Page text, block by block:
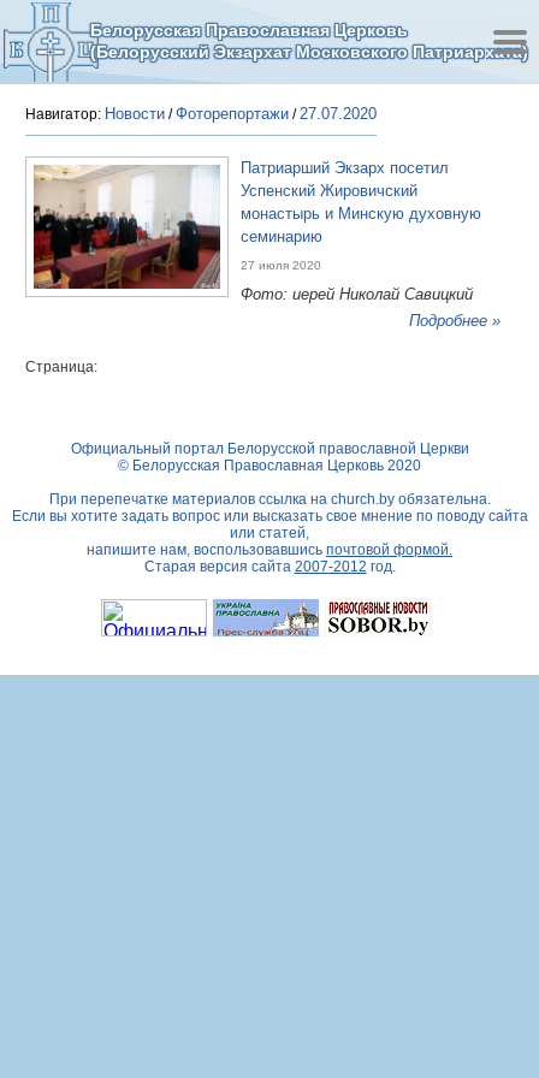
Белорусская Православная Церковь
(Белорусский Экзархат Московского Патриархата)
Навигатор: Новости /Фоторепортажи /27.07.2020
Патриарший Экзарх посетил
Успенский Жировичский
монастырь и Минскую духовную
семинарию
27 июля 2020
Фото: иерей Николай Савицкий
Подробнее »
Страница:
Официальный портал Белорусской православной Церкви
© Белорусская Православная Церковь 2020
При перепечатке материалов ссылка на church.byобязательна.
Если вы хотите задать вопрос или высказать свое мнение по поводу сайта
или статей,
напишите нам, воспользовавшись почтовой формой.
Старая версия сайта 2007-2012 год.